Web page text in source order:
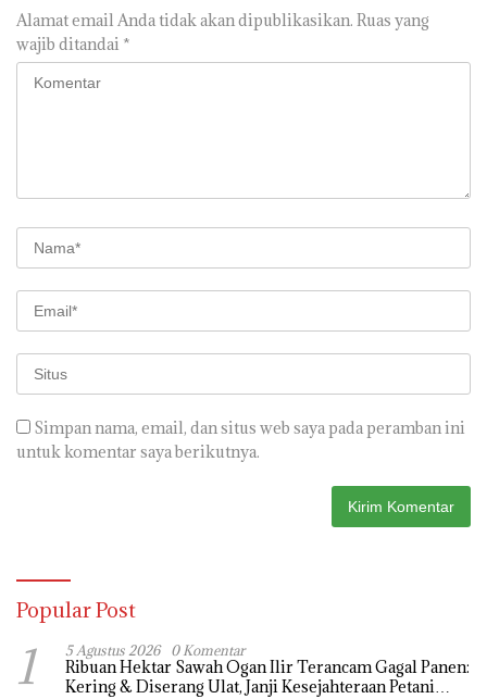
Alamat email Anda tidak akan dipublikasikan. Ruas yang
wajib ditandai *
Simpan nama, email, dan situs web saya pada peramban ini
untuk komentar saya berikutnya.
Popular Post
1 5 Agustus 2026 0 Komentar
Ribuan Hektar Sawah Ogan Ilir Terancam Gagal Panen:
Kering & Diserang Ulat, Janji Kesejahteraan Petani